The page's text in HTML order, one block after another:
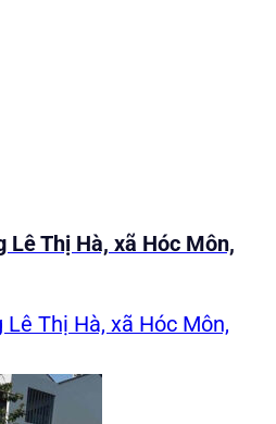
Lê Thị Hà, xã Hóc Môn,
Thị Hà, xã Hóc Môn,